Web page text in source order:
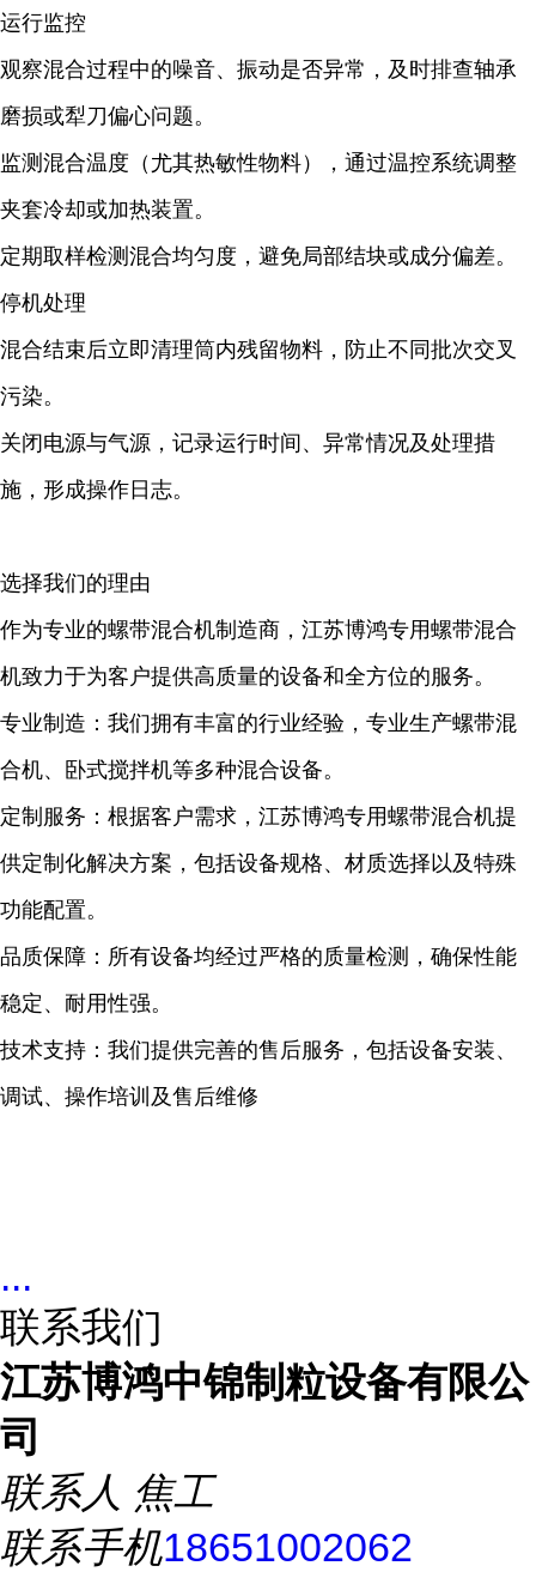
运行监控
观察混合过程中的噪音、振动是否异常，及时排查轴承
磨损或犁刀偏心问题。
监测混合温度（尤其热敏性物料），通过温控系统调整
夹套冷却或加热装置。
定期取样检测混合均匀度，避免局部结块或成分偏差。
停机处理
混合结束后立即清理筒内残留物料，防止不同批次交叉
污染。
关闭电源与气源，记录运行时间、异常情况及处理措
施，形成操作日志。
选择我们的理由
作为专业的螺带混合机制造商，江苏博鸿专用螺带混合
机致力于为客户提供高质量的设备和全方位的服务。
专业制造：我们拥有丰富的行业经验，专业生产螺带混
合机、卧式搅拌机等多种混合设备。
定制服务：根据客户需求，江苏博鸿专用螺带混合机提
供定制化解决方案，包括设备规格、材质选择以及特殊
功能配置。
品质保障：所有设备均经过严格的质量检测，确保性能
稳定、耐用性强。
技术支持：我们提供完善的售后服务，包括设备安装、
调试、操作培训及售后维修
...
联系我们
江苏博鸿中锦制粒设备有限公
司
联系人 焦工
联系手机18651002062